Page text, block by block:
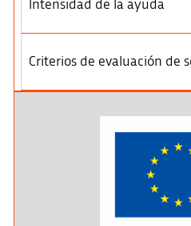
Intensidad de la ayuda
Criterios de evaluación de